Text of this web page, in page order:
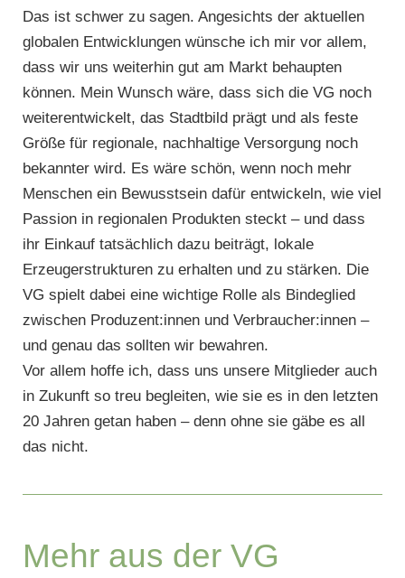
Das ist schwer zu sagen. Angesichts der aktuellen
globalen Entwicklungen wünsche ich mir vor allem,
dass wir uns weiterhin gut am Markt behaupten
können. Mein Wunsch wäre, dass sich die VG noch
weiterentwickelt, das Stadtbild prägt und als feste
Größe für regionale, nachhaltige Versorgung noch
bekannter wird. Es wäre schön, wenn noch mehr
Menschen ein Bewusstsein dafür entwickeln, wie viel
Passion in regionalen Produkten steckt – und dass
ihr Einkauf tatsächlich dazu beiträgt, lokale
Erzeugerstrukturen zu erhalten und zu stärken. Die
VG spielt dabei eine wichtige Rolle als Bindeglied
zwischen Produzent:innen und Verbraucher:innen –
und genau das sollten wir bewahren.
Vor allem hoffe ich, dass uns unsere Mitglieder auch
in Zukunft so treu begleiten, wie sie es in den letzten
20 Jahren getan haben – denn ohne sie gäbe es all
das nicht.
Mehr aus der VG